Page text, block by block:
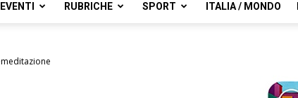
EVENTI RUBRICHE SPORT ITALIA / MONDO